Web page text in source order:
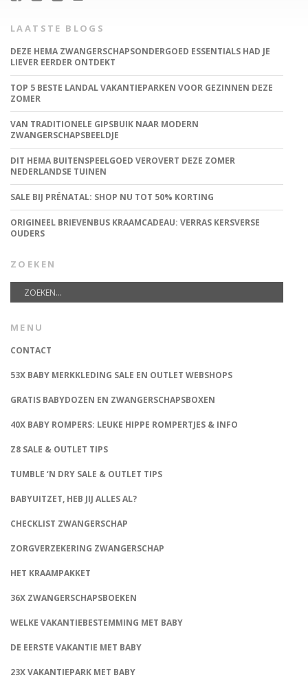
LAATSTE BLOGS
DEZE HEMA ZWANGERSCHAPSONDERGOED ESSENTIALS HAD JE
LIEVER EERDER ONTDEKT
TOP 5 BESTE LANDAL VAKANTIEPARKEN VOOR GEZINNEN DEZE
ZOMER
VAN TRADITIONELE GIPSBUIK NAAR MODERN
ZWANGERSCHAPSBEELDJE
DIT HEMA BUITENSPEELGOED VEROVERT DEZE ZOMER
NEDERLANDSE TUINEN
SALE BIJ PRÉNATAL: SHOP NU TOT 50% KORTING
ORIGINEEL BRIEVENBUS KRAAMCADEAU: VERRAS KERSVERSE
OUDERS
ZOEKEN
MENU
CONTACT
53X BABY MERKKLEDING SALE EN OUTLET WEBSHOPS
GRATIS BABYDOZEN EN ZWANGERSCHAPSBOXEN
40X BABY ROMPERS: LEUKE HIPPE ROMPERTJES & INFO
Z8 SALE & OUTLET TIPS
TUMBLE ‘N DRY SALE & OUTLET TIPS
BABYUITZET, HEB JIJ ALLES AL?
CHECKLIST ZWANGERSCHAP
ZORGVERZEKERING ZWANGERSCHAP
HET KRAAMPAKKET
36X ZWANGERSCHAPSBOEKEN
WELKE VAKANTIEBESTEMMING MET BABY
DE EERSTE VAKANTIE MET BABY
23X VAKANTIEPARK MET BABY